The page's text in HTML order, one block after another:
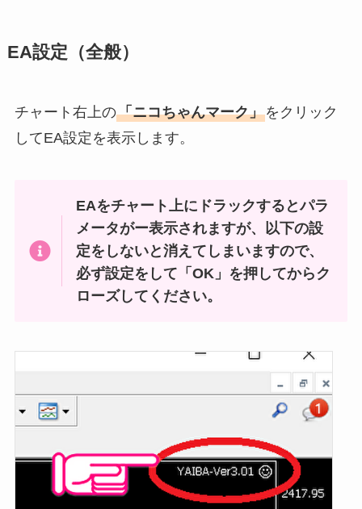
EA設定（全般）
チャート右上の「ニコちゃんマーク」をクリック
してEA設定を表示します。
EAをチャート上にドラックするとパラ
メータがー表示されますが、以下の設
定をしないと消えてしまいますので、
必ず設定をして「OK」を押してからク
ローズしてください。